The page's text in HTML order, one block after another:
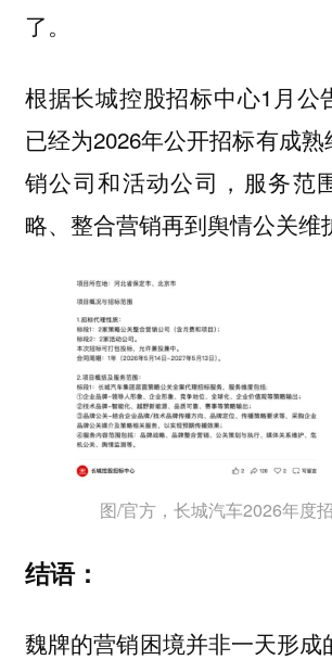
了。
根据长城控股招标中心1月公
已经为2026年公开招标有成
销公司和活动公司，服务范
略、整合营销再到舆情公关维
图/官方，长城汽车2026年度
结语：
魏牌的营销困境并非一天形成